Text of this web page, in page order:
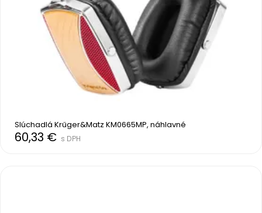
Slúchadlá Krűger&Matz KM0665MP, náhlavné
60,33 € s DPH